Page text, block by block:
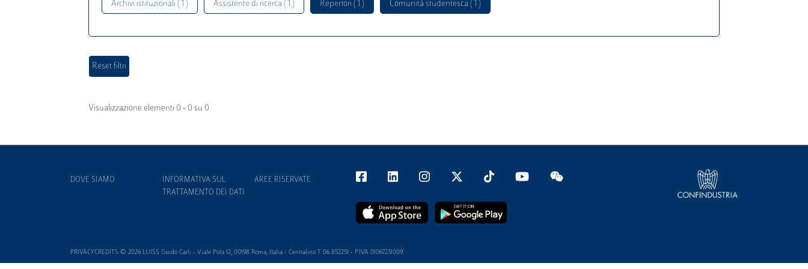
Archivi istituzionali ( 1 ) Assistente di ricerca ( 1 ) Repertori ( 1 ) Comunità studentesca ( 1 )
Visualizzazione elementi 0 - 0 su 0
DOVE SIAMO
INFORMATIVA SUL
TRATTAMENTO DEI DATI
AREE RISERVATE
PRIVACYCREDITS © 2026 LUISS Guido Carli - Viale Pola 12, 00198 Roma, Italia - Centralino T 06 852251 - P.IVA 01067231009